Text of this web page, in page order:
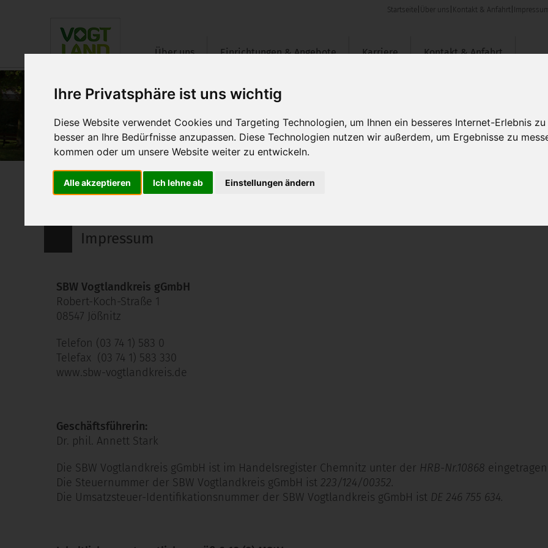
Ihre Privatsphäre ist uns wichtig
Diese Website verwendet Cookies und Targeting Technologien, um Ihnen ein besseres Internet-Erlebnis
besser an Ihre Bedürfnisse anzupassen. Diese Technologien nutzen wir außerdem, um Ergebnisse zu
kommen oder um unsere Website weiter zu entwickeln.
Alle akzeptieren Ich lehne ab Einstellungen ändern
Startseite Über uns Kontakt & Anfahrt
Über uns Einrichtungen & Angebote Karriere Kontakt & Anfahrt
Impressum
Impressum
SBW Vogtlandkreis gGmbH
Robert-Koch-Straße 1
08547 Jößnitz
Telefon (03 74 1) 583 0
Telefax (03 74 1) 583 330
www.sbw-vogtlandkreis.de
Geschäftsführerin:
Dr. phil. Annett Stark
Die SBW Vogtlandkreis gGmbH ist im Handelsregister Chemnitz unter der HRB-Nr.10868
Die Steuernummer der SBW Vogtlandkreis gGmbH ist 223/124/00352.
Die Umsatzsteuer-Identifikationsnummer der SBW Vogtlandkreis gGmbH ist DE 246 755 634.